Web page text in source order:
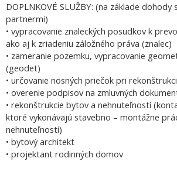
DOPLNKOVÉ SLUŽBY: (na základe dohody
partnermi)
• vypracovanie znaleckých posudkov k
ako aj k zriadeniu záložného práva (znalec)
• zameranie pozemku, vypracovanie
(geodet)
• určovanie nosných priečok pri
• overenie podpisov na zmluvných
• rekonštrukcie bytov a nehnuteľností
ktoré vykonávajú stavebno – montážne
nehnuteľností)
• bytový architekt
• projektant rodinných domov